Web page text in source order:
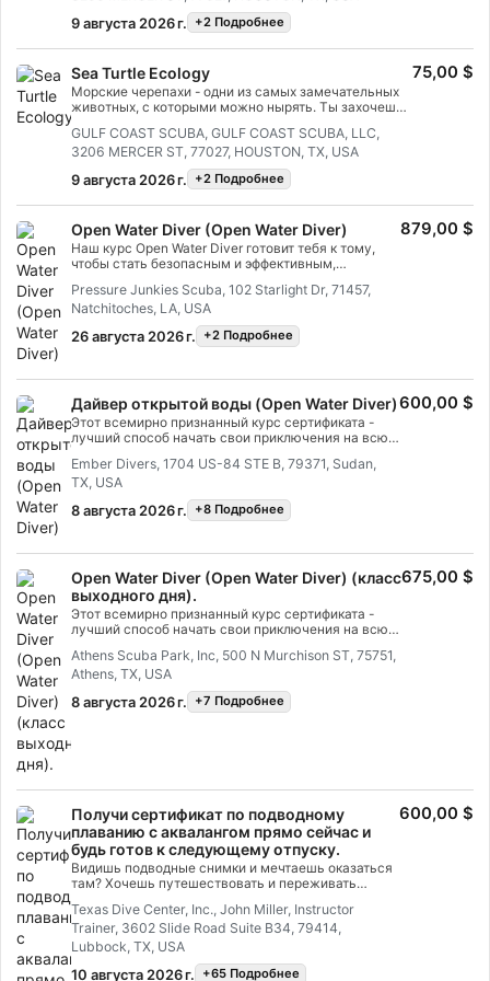
Coral Identification - лучший способ узнать больше о
коралловых рифах и получить максимум
дайвингу ты научишься определять различные
кораллы и получишь сертификат SSI Coral
Identification.
9 августа 2026 г. +2 Подробнее
Sea Turtle Ecology
Морские черепахи - одни из самых замечательных
животных, с которыми можно нырять. Ты захочешь
специализированного курса SSI Sea Turtle Ecology!
Этот специализированный курс дает тебе навыки и
понятия, необходимые для распознавания и
идентификации распространенных видов морских
экосистемах и угрозах их выживанию. По окончании
ты получишь сертификат SSI Sea Turtle Ecology
Specialty.
GULF COAST SCUBA, GULF COAST SCUBA, LLC,
3206 MERCER ST, 77027, HOUSTON, TX, USA
9 августа 2026 г. +2 Подробнее
75,00 $
Open Water Diver (Open Water Diver)
Наш курс Open Water Diver готовит тебя к тому,
чтобы стать безопасным и эффективным,
проведения занятий должно быть минимум 4
студента. За дополнительную плату возможны
частные занятия. Для проведения частных
занятий необходимо связаться с нами напрямую.
Pressure Junkies Scuba, 102 Starlight Dr, 71457,
Natchitoches, LA, USA
26 августа 2026 г. +2 Подробнее
879,00 $
Дайвер открытой воды (Open Water Diver)
Этот всемирно признанный курс сертификата -
лучший способ начать свои приключения на всю
Индивидуальное обучение сочетается с
практическими занятиями в воде, чтобы ты
приобрел навыки и опыт, необходимые для того,
чтобы чувствовать себя под водой по-
запланировать начало твоего приключения.
Ember Divers, 1704 US-84 STE B, 79371, Sudan,
TX, USA
8 августа 2026 г. +8 Подробнее
600,00 $
Open Water Diver (Open Water Diver) (класс
выходного дня).
Этот всемирно признанный курс сертификата -
лучший способ начать свои приключения на всю
Индивидуальное обучение сочетается с
практическими занятиями в воде, чтобы ты
приобрел навыки и опыт, необходимые для того,
чтобы чувствовать себя под водой по-настоящему
Athens Scuba Park, Inc, 500 N Murchison ST, 75751,
Athens, TX, USA
8 августа 2026 г. +7 Подробнее
675,00 $
Получи сертификат по подводному
плаванию с аквалангом прямо сейчас и
будь готов к следующему отпуску.
Видишь подводные снимки и мечтаешь оказаться
там? Хочешь путешествовать и переживать
дайвера — это первый шаг в путешествии,
которое навсегда изменит твое восприятие мира.
Ты будешь исследовать чудеса подводного мира,
где царит невесомость, общаться с
удивительными подводными обитателями и
Texas Dive Center, Inc., John Miller, Instructor
Trainer, 3602 Slide Road Suite B34, 79414,
Lubbock, TX, USA
10 августа 2026 г. +65 Подробнее
600,00 $